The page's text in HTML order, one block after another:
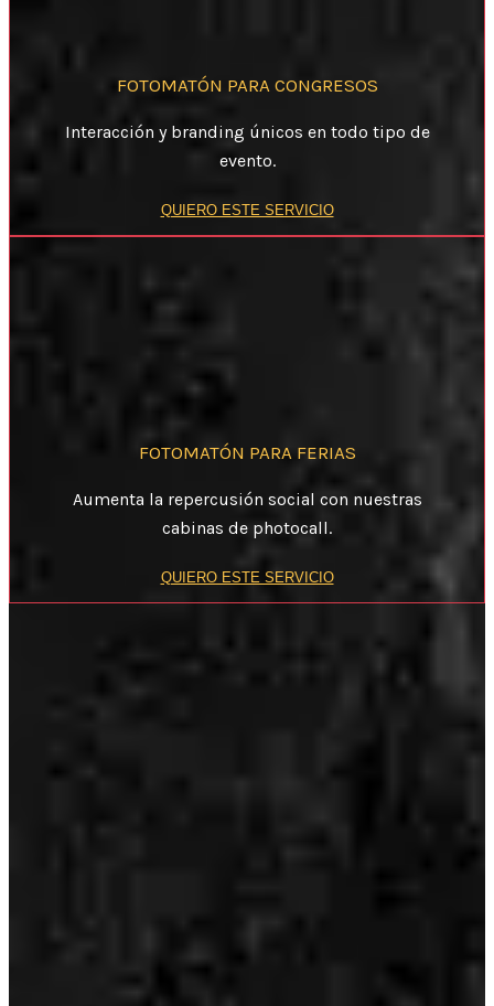
FOTOMATÓN PARA CONGRESOS
Interacción y branding únicos en todo tipo de
evento.
QUIERO ESTE SERVICIO
FOTOMATÓN PARA FERIAS
Aumenta la repercusión social con nuestras
cabinas de photocall.
QUIERO ESTE SERVICIO